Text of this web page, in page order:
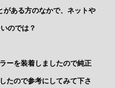
がある方のなかで、ネットや
のでは？
ーを装着しましたので純正
たので参考にしてみて下さ